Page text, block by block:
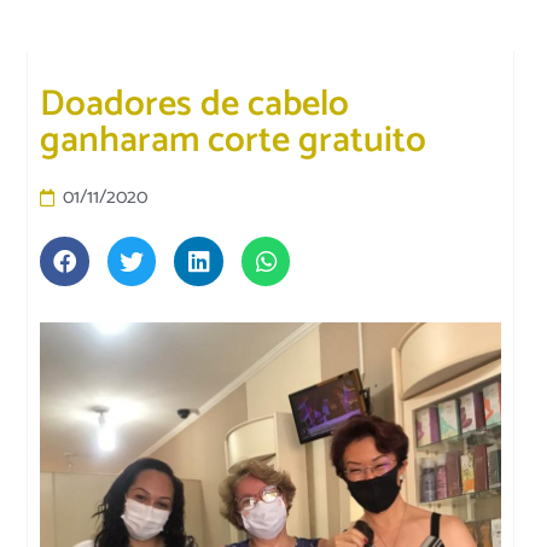
Doadores de cabelo
ganharam corte gratuito
01/11/2020